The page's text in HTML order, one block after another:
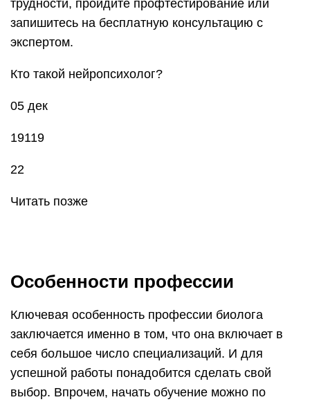
трудности, пройдите профтестирование или
запишитесь на бесплатную консультацию с
экспертом.
Кто такой нейропсихолог?
05 дек
19119
22
Читать позже
Особенности профессии
Ключевая особенность профессии биолога
заключается именно в том, что она включает в
себя большое число специализаций. И для
успешной работы понадобится сделать свой
выбор. Впрочем, начать обучение можно по